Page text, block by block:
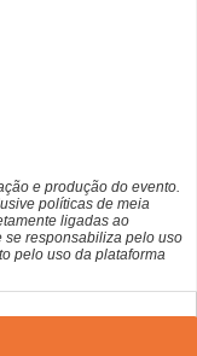
e produção do evento.
políticas de meia
ligadas ao
se responsabiliza pelo uso
pelo uso da plataforma